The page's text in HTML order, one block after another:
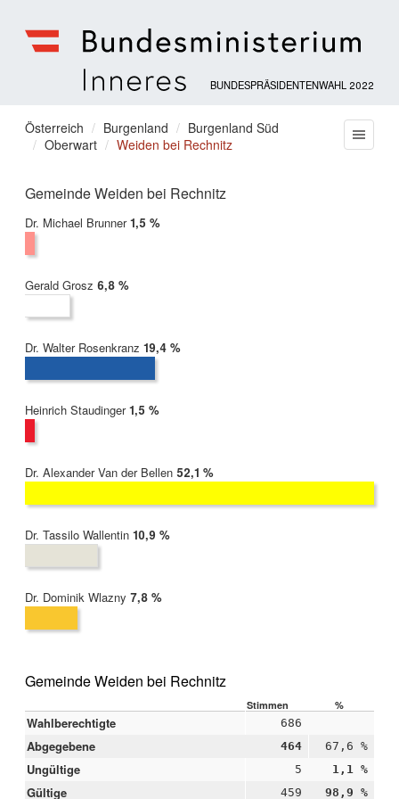
für
Inneres
BUNDESPRÄSIDENTENWAHL 2022
Sie
befinden
hier:
Österreich Burgenland
Burgenland Süd
Oberwart
Weiden bei Rechnitz
Gemeinde Weiden bei Rechnitz
Dr. Michael Brunner 2022:
1,5 %
Gerald Grosz 2022:
6,8 %
Dr. Walter Rosenkranz 2022:
19,4 %
Heinrich Staudinger 2022:
1,5 %
Dr. Alexander Van der Bellen 2022:
52,1 %
Dr. Tassilo Wallentin 2022:
10,9 %
Dr. Dominik Wlazny 2022:
7,8 %
Gemeinde Weiden bei Rechnitz
Stimmen %
Wahlberechtigte 686
Abgegebene 464 67,6 %
Ungültige 5 1,1 %
Gültige 459 98,9 %